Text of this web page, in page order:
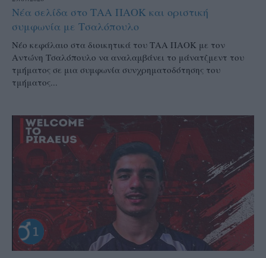
Νέα σελίδα στο ΤΑΑ ΠΑΟΚ και οριστική
συμφωνία με Τσαλόπουλο
Νέο κεφάλαιο στα διοικητικά του ΤΑΑ ΠΑΟΚ με τον
Αντώνη Τσαλόπουλο να αναλαμβάνει το μάνατζμεντ του
τμήματος σε μια συμφωνία συνχρηματοδότησης του
τμήματος...